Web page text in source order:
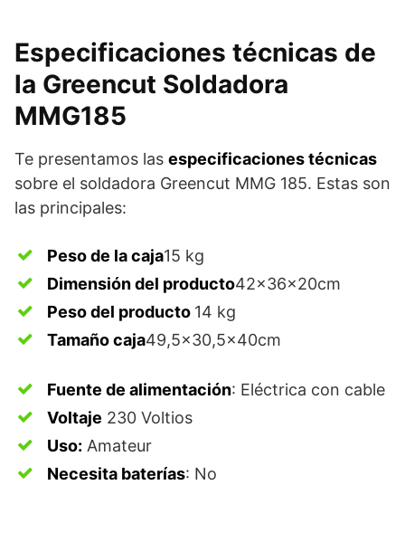
Especificaciones técnicas de
la Greencut Soldadora
MMG185
Te presentamos las especificaciones técnicas
sobre el soldadora Greencut MMG 185. Estas son
las principales:
Peso de la caja15 kg
Dimensión del producto42x36x20cm
Peso del producto 14 kg
Tamaño caja49,5×30,5x40cm
Fuente de alimentación: Eléctrica con cable
Voltaje 230 Voltios
Uso: Amateur
Necesita baterías: No